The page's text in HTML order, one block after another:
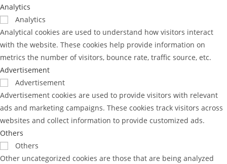
Analytics
Analytics
Analytical cookies are used to understand how visitors interact
with the website. These cookies help provide information on
metrics the number of visitors, bounce rate, traffic source, etc.
Advertisement
Advertisement
Advertisement cookies are used to provide visitors with relevant
ads and marketing campaigns. These cookies track visitors across
websites and collect information to provide customized ads.
Others
Others
Other uncategorized cookies are those that are being analyzed